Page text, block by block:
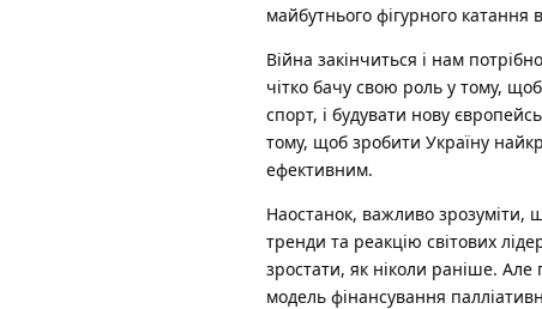
майбутнього фігурного катання
Війна закінчиться і нам
чітко бачу свою роль у тому,
спорт, і будувати нову
тому, щоб зробити Україну
ефективним.
Наостанок, важливо зрозуміти,
тренди та реакцію світових
зростати, як ніколи раніше.
модель фінансування